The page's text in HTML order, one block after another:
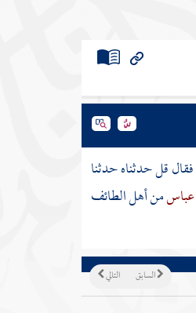
قل حدثناه حدثنا
عباسمن أهلالطائف
التالي السابق